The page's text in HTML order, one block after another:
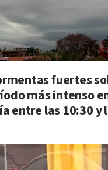
fuertes
más intenso
entre las 10:30 y